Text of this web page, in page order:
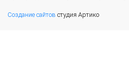
Создание сайтов студия Артико